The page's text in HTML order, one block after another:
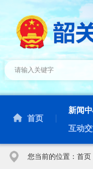
首页
新闻
互动
您当前的位置： 首页